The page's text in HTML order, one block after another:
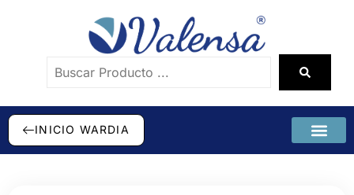
INICIO WARDIA